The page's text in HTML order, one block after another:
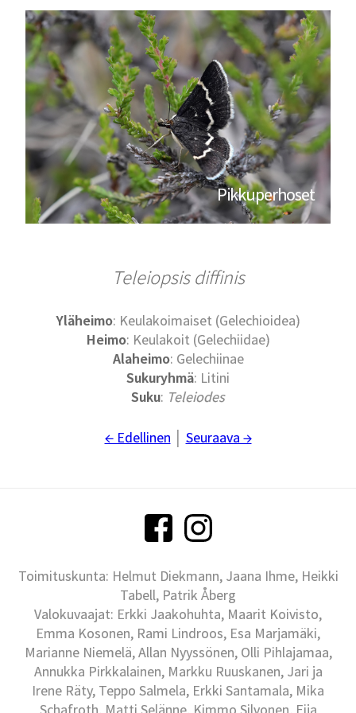
Pikkuperhoset
Teleiopsis diffinis
Yläheimo: Keulakoimaiset (Gelechioidea)
Heimo: Keulakoit (Gelechiidae)
Alaheimo: Gelechiinae
Sukuryhmä: Litini
Suku: Teleiodes
← Edellinen Seuraava →
Toimituskunta: Helmut Diekmann, Jaana Ihme, Heikki
Tabell, Patrik Åberg
Valokuvaajat: Erkki Jaakohuhta, Maarit Koivisto,
Emma Kosonen, Rami Lindroos, Esa Marjamäki,
Marianne Niemelä, Allan Nyyssönen, Olli Pihlajamaa,
Annukka Pirkkalainen, Markku Ruuskanen, Jari ja
Irene Räty, Teppo Salmela, Erkki Santamala, Mika